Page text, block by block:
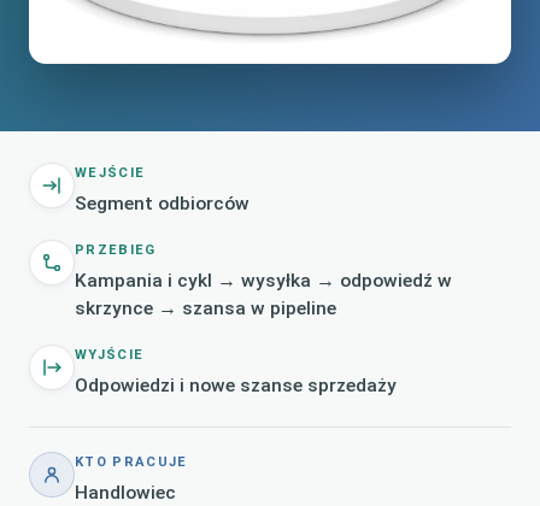
WEJŚCIE
Segment odbiorców
PRZEBIEG
Kampania i cykl → wysyłka → odpowiedź w
skrzynce → szansa w pipeline
WYJŚCIE
Odpowiedzi i nowe szanse sprzedaży
KTO PRACUJE
Handlowiec